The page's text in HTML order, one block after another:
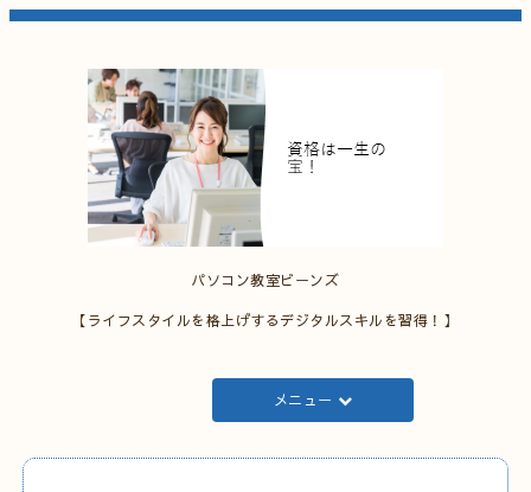
パソコン教室ビーンズ
【ライフスタイルを格上げするデジタルスキルを習得！】
メニュー